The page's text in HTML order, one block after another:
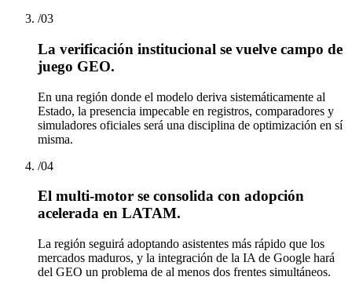
/03
La verificación institucional se vuelve campo de
juego GEO.
En una región donde el modelo deriva sistemáticamente al
Estado, la presencia impecable en registros, comparadores y
simuladores oficiales será una disciplina de optimización en sí
misma.
/04
El multi-motor se consolida con adopción
acelerada en LATAM.
La región seguirá adoptando asistentes más rápido que los
mercados maduros, y la integración de la IA de Google hará
del GEO un problema de al menos dos frentes simultáneos.